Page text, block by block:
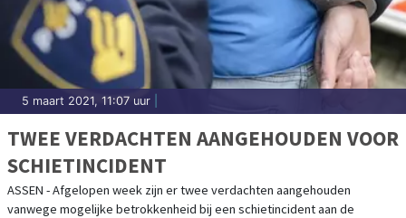
5 maart 2021, 11:07 uur
TWEE VERDACHTEN AANGEHOUDEN VOOR
SCHIETINCIDENT
ASSEN - Afgelopen week zijn er twee verdachten aangehouden
vanwege mogelijke betrokkenheid bij een schietincident aan de